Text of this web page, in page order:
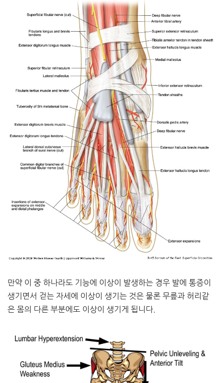
만약 이 중 하나라도 기능에 이상이 발생하는 경우 발에 통증이
생기면서 걷는 자세에 이상이 생기는 것은 물론 무릎과 허리같
은 몸의 다른 부분에도 이상이 생기게 됩니다.